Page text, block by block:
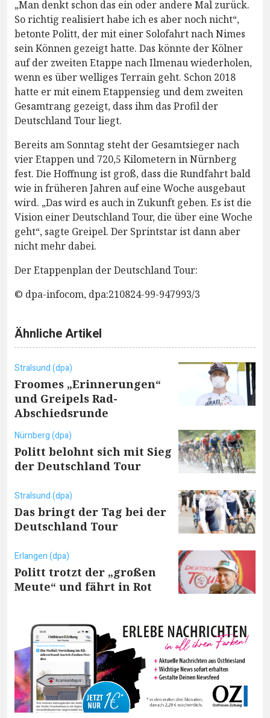
„Man denkt schon das ein oder andere Mal zurück.
So richtig realisiert habe ich es aber noch nicht“,
betonte Politt, der mit einer Solofahrt nach Nimes
sein Können gezeigt hatte. Das könnte der Kölner
auf der zweiten Etappe nach Ilmenau wiederholen,
wenn es über welliges Terrain geht. Schon 2018
hatte er mit einem Etappensieg und dem zweiten
Gesamtrang gezeigt, dass ihm das Profil der
Deutschland Tour liegt.
Bereits am Sonntag steht der Gesamtsieger nach
vier Etappen und 720,5 Kilometern in Nürnberg
fest. Die Hoffnung ist groß, dass die Rundfahrt bald
wie in früheren Jahren auf eine Woche ausgebaut
wird. „Das wird es auch in Zukunft geben. Es ist die
Vision einer Deutschland Tour, die über eine Woche
geht“, sagte Greipel. Der Sprintstar ist dann aber
nicht mehr dabei.
Der Etappenplan der Deutschland Tour:
© dpa-infocom, dpa:210824-99-947993/3
Ähnliche Artikel
Stralsund (dpa)
Froomes „Erinnerungen“
und Greipels Rad-
Abschiedsrunde
Nürnberg (dpa)
Politt belohnt sich mit Sieg
der Deutschland Tour
Stralsund (dpa)
Das bringt der Tag bei der
Deutschland Tour
Erlangen (dpa)
Politt trotzt der „großen
Meute“ und fährt in Rot